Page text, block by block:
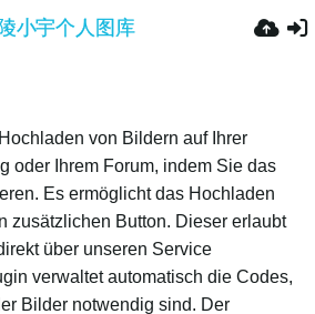
von Bildern auf Ihrer
oder Ihrem Forum, indem Sie das
Es ermöglicht das Hochladen
zusätzlichen Button. Dieser erlaubt
über unseren Service
verwaltet automatisch die Codes,
Bilder notwendig sind. Der